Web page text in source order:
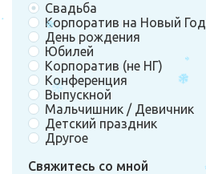
Свадьба
Корпоратив на Новый Год
День рождения
Юбилей
Корпоратив (не НГ)
Конференция
Выпускной
Мальчишник / Девичник
Детский праздник
Другое
Свяжитесь со мной